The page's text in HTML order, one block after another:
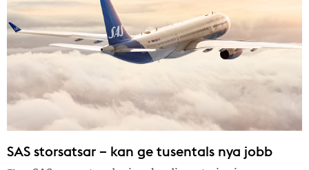
SAS storsatsar – kan ge tusentals nya jobb